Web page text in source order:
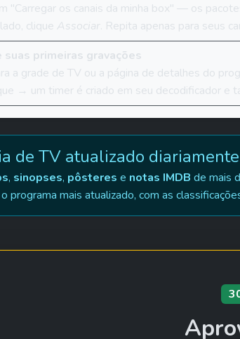
"Carregar os canais da minha box" — os
clique Associar . Repita apenas para seus
suas primeiras gravações
a grade de TV ou a página de detalhes do
→ um timer é criado em seu decodificador e
de TV atualizado diariamente
, sinopses, pôsteres e notas IMDB de mais
programa mais atualizado, com as